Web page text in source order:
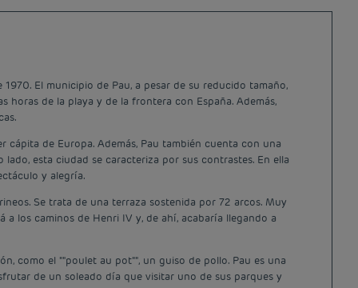
El municipio de Pau, a pesar de su reducido tamaño,
horas de la playa y de la frontera con España. Además,
de Europa. Además, Pau también cuenta con una
esta ciudad se caracteriza por sus contrastes. En ella
y alegría.
Se trata de una terraza sostenida por 72 arcos. Muy
a los caminos de Henri IV y, de ahí, acabaría llegando a
como el ""poulet au pot"", un guiso de pollo. Pau es una
de un soleado día que visitar uno de sus parques y